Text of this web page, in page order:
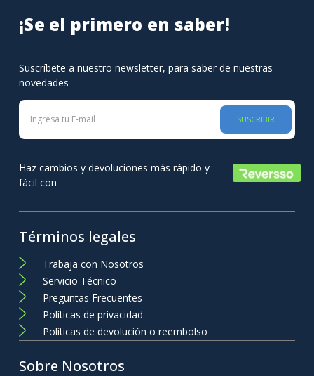
¡Se el primero en saber!
Suscríbete a nuestro newsletter, para saber de nuestras
novedades
SUSCRIBIR
Haz cambios y devoluciones más rápido y
fácil con
Términos legales
Trabaja con Nosotros
Servicio Técnico
Preguntas Frecuentes
Políticas de privacidad
Políticas de devolución o reembolso
Sobre Nosotros